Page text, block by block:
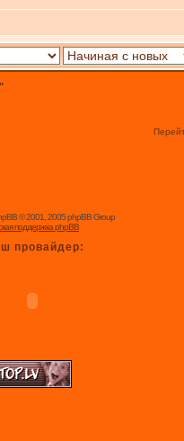
© 2001, 2005 phpBB Group
поддержка phpBB
провайдер: